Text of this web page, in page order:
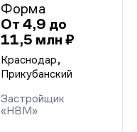
Форма
От 4,9 до
11,5 млн ₽
Краснодар,
Прикубанский
Застройщик
«НВМ»